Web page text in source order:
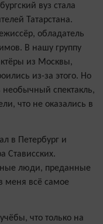
вуз стала
Татарстана.
обладатель
В нашу группу
из Москвы,
из-за этого. Но
спектакль,
что не оказались в
в Петербург и
Стависских.
люди, преданные
меня всё самое
что только на